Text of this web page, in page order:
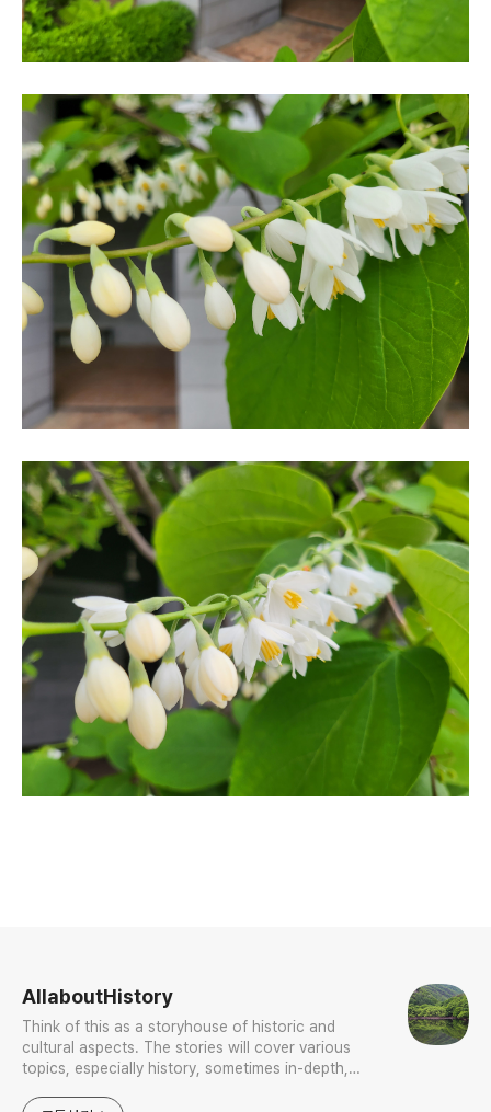
AllaboutHistory
Think of this as a storyhouse of historic and
cultural aspects. The stories will cover various
topics, especially history, sometimes in-depth,